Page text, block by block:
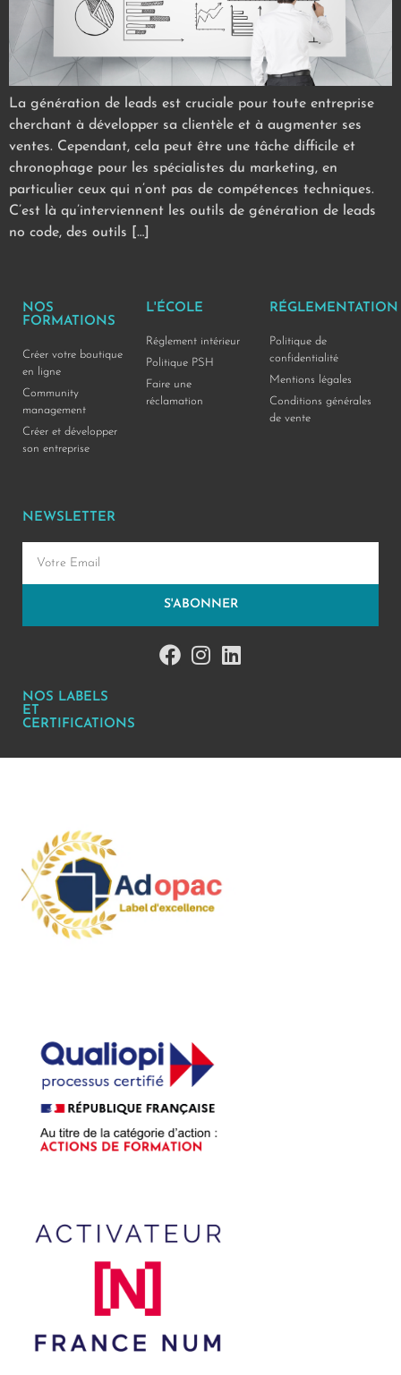
La génération de leads est cruciale pour toute entreprise
cherchant à développer sa clientèle et à augmenter ses
ventes. Cependant, cela peut être une tâche difficile et
chronophage pour les spécialistes du marketing, en
particulier ceux qui n’ont pas de compétences techniques.
C’est là qu’interviennent les outils de génération de leads
no code, des outils […]
NOS
FORMATIONS
Créer votre boutique
en ligne
Community
management
Créer et développer
son entreprise
L'ÉCOLE
Réglement intérieur
Politique PSH
Faire une
réclamation
RÉGLEMENTATION
Politique de
confidentialité
Mentions légales
Conditions générales
de vente
NEWSLETTER
S'ABONNER
NOS LABELS
ET
CERTIFICATIONS